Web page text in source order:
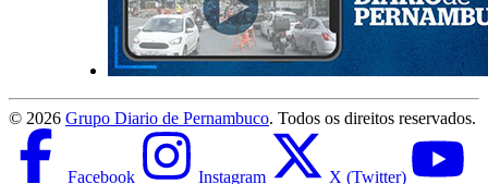
© 2026 Grupo Diario de Pernambuco. Todos os direitos reservados.
Facebook Instagram X (Twitter)